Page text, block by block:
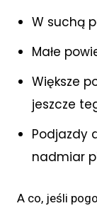
W suchą
Małe
Większe
jeszcze
Podjazdy
nadmiar
A co, jeśli